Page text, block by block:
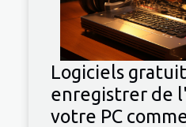
Logiciels
enregistrer de
votre PC